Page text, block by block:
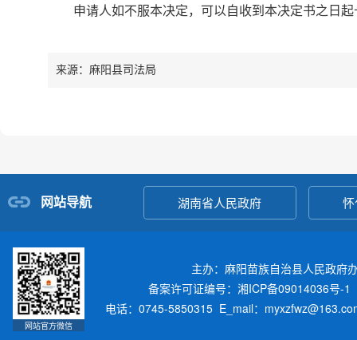
申请人如不服本决定，可以自收到本决定书之日
来源：麻阳县司法局
网站导航 湖南省人民政府
网站官方微信
主办：麻阳苗族自治县人民政
备案许可证编号：湘ICP备09014036号-1
电话：0745-5850315 E_mail：